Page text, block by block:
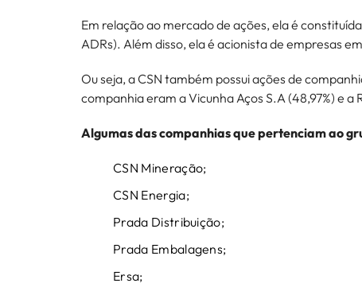
Em relação ao mercado de ações, ela é
ADRs). Além disso, ela é acionista de empresas
Ou seja, a CSN também possui ações de
companhia eram a Vicunha Aços S.A (48,97%) e a
Algumas das companhias que pertenciam ao
CSN Mineração;
CSN Energia;
Prada Distribuição;
Prada Embalagens;
Ersa;